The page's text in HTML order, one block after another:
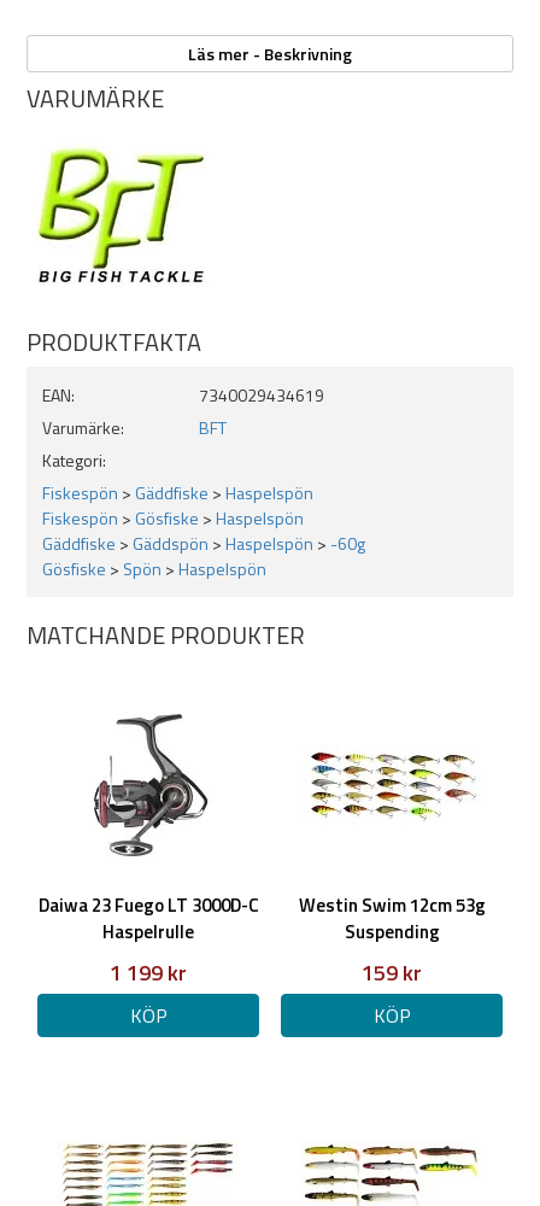
Specifikationer:
Medium heavy-power och snabb aktion för kraftfulla och
exakta kast.
Kastvikt: Upp till ca 60g
1+1-delad klinga ger en direkt och responsiv känsla vid
mothugg och drillning.
Läs mer - Beskrivning
VARUMÄRKE
PRODUKTFAKTA
EAN:
7340029434619
Varumärke:
BFT
Kategori:
Fiskespön > Gäddfiske >Haspelspön
Fiskespön > Gösfiske >Haspelspön
Gäddfiske > Gäddspön >Haspelspön > -60g
Gösfiske > Spön >Haspelspön
MATCHANDE PRODUKTER
Daiwa 23 Fuego LT 3000D-C
Haspelrulle
1 199 kr
KÖP
Westin Swim 12cm 53g
Suspending
159 kr
KÖP